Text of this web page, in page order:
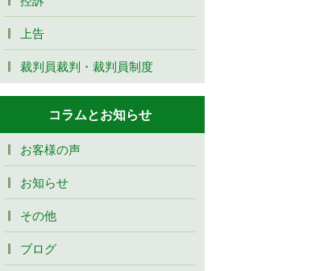
上告
裁判員裁判・裁判員制度
コラムとお知らせ
お客様の声
お知らせ
その他
ブログ